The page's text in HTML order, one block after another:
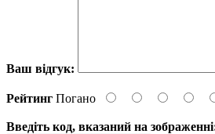
Ваш відгук:
Рейтинг Погано
Введіть код, вказаний на